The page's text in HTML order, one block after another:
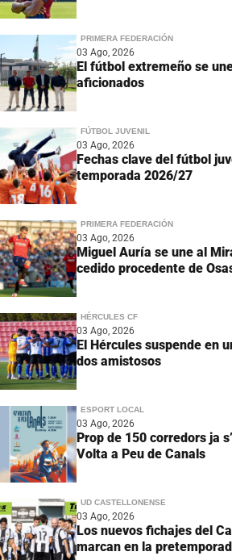
PRIMERA FEDERACIÓN
03 Ago, 2026
El fútbol extremeño se
aficionados
FÚTBOL JUVENIL
03 Ago, 2026
Fechas clave del fútbol
temporada 2026/27
PRIMERA FEDERACIÓN
03 Ago, 2026
Miguel Auría se une al
cedido procedente de
HÉRCULES CF
03 Ago, 2026
El Hércules suspende en
dos amistosos
ESPORT LOCAL
03 Ago, 2026
Prop de 150 corredors ja
Volta a Peu de Canals
UD CASTELLONENSE
03 Ago, 2026
Los nuevos fichajes del
marcan en la